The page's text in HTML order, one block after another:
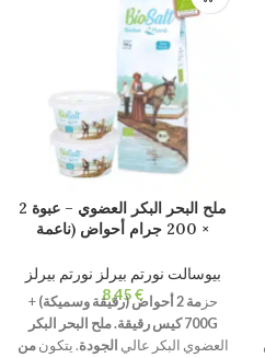
ملح البحر البكر العضوي – عبوة 2
× 200 جرام أحواض (ناعمة
ملح ذواقة عضوي طبيعي 100٪
عضوي. غير مكرر. خالية من
المواد المضافة.
بيوسالت نورتم بيرلز نورتم بيرلز
€
حزمة 2 أحواض (رقيقة وسميكة)
+
700G كيس رقيقة.
ملح البحر البكر
العضوي البكر عالي الجودة. يتكونمن